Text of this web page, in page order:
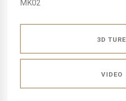
MK02
3D TURE
VIDEO